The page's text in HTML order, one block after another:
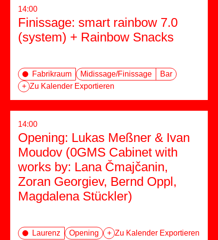
14:00
Finissage: smart rainbow 7.0
(system) + Rainbow Snacks
Fabrikraum Midissage/Finissage
Bar
+ Zu Kalender Exportieren
14:00
Opening: Lukas Meßner & Ivan
Moudov (0GMS Cabinet with
works by: Lana Čmajčanin,
Zoran Georgiev, Bernd Oppl,
Magdalena Stückler)
Laurenz Opening + Zu Kalender Exportieren